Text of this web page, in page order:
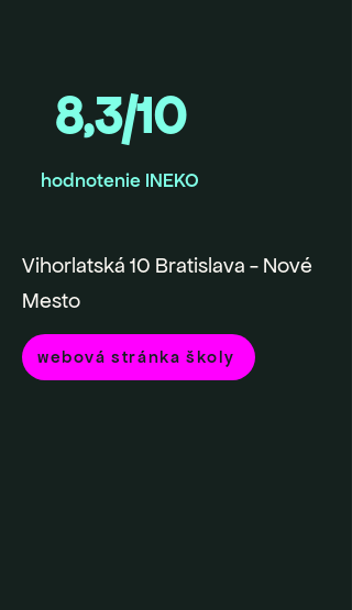
8,3/10
hodnotenie INEKO
Vihorlatská 10 Bratislava - Nové
Mesto
webová stránka školy